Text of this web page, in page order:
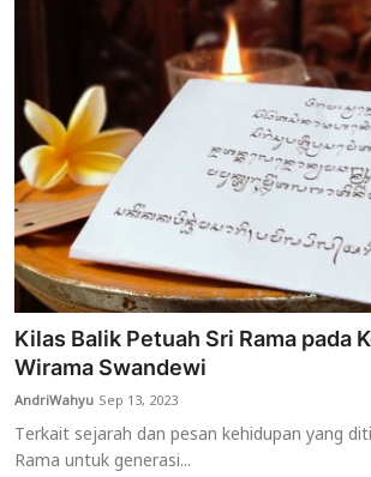
Kilas Balik Petuah Sri Rama pada
Wirama Swandewi
AndriWahyu Sep 13, 2023
Terkait sejarah dan pesan kehidupan yang
Rama untuk generasi...